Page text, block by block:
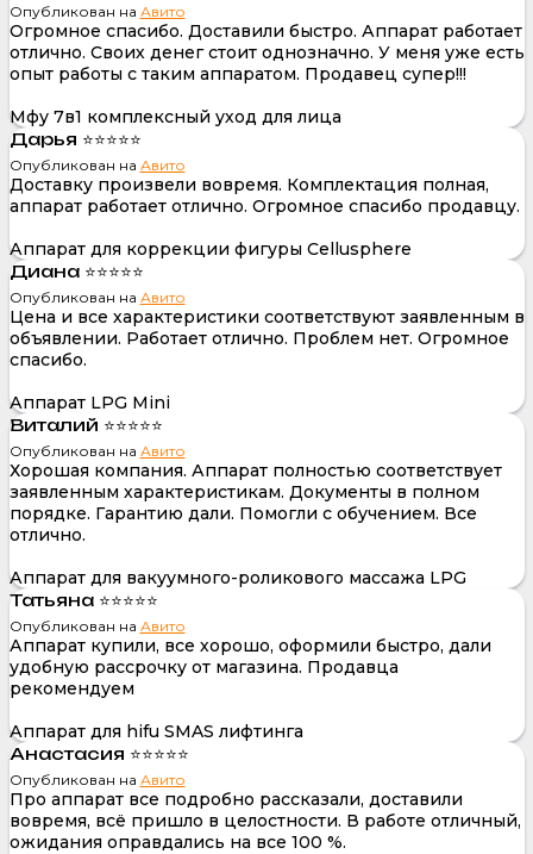
Опубликован на Авито
Огромное спасибо. Доставили быстро. Аппарат работает
отлично. Своих денег стоит однозначно. У меня уже есть
опыт работы с таким аппаратом. Продавец супер!!!
Мфу 7в1 комплексный уход для лица
Дарья ⭐⭐⭐⭐⭐
Опубликован на Авито
Доставку произвели вовремя. Комплектация полная,
аппарат работает отлично. Огромное спасибо продавцу.
Аппарат для коррекции фигуры Cellusphere
Диана ⭐⭐⭐⭐⭐
Опубликован на Авито
Цена и все характеристики соответствуют заявленным в
объявлении. Работает отлично. Проблем нет. Огромное
спасибо.
Аппарат LPG Mini
Виталий ⭐⭐⭐⭐⭐
Опубликован на Авито
Хорошая компания. Аппарат полностью соответствует
заявленным характеристикам. Документы в полном
порядке. Гарантию дали. Помогли с обучением. Все
отлично.
Аппарат для вакуумного-роликового массажа LPG
Татьяна ⭐⭐⭐⭐⭐
Опубликован на Авито
Аппарат купили, все хорошо, оформили быстро, дали
удобную рассрочку от магазина. Продавца
рекомендуем
Аппарат для hifu SMAS лифтинга
Анастасия ⭐⭐⭐⭐⭐
Опубликован на Авито
Про аппарат все подробно рассказали, доставили
вовремя, всё пришло в целостности. В работе отличный,
ожидания оправдались на все 100 %.